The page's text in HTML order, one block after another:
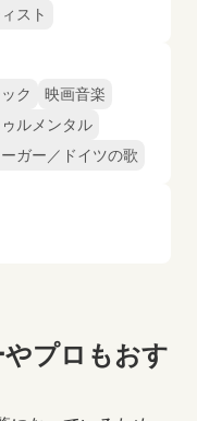
スト
ク
映画音楽
ルメンタル
ガー／ドイツの歌
プロもおす